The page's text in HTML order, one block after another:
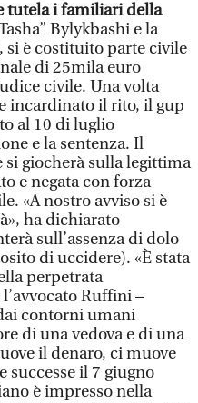
tutela i familiari della
Bylykbashi e la
si è costituito parte civile
di 25mila euro
civile. Una volta
incardinato il rito, il gup
al 10 di luglio
e la sentenza. Il
si giocherà sulla legittima
e negata con forza
«A nostro avviso si è
ha dichiarato
sull’assenza di dolo
di uccidere). «È stata
perpetrata
Ruffini –
contorni umani
di una vedova e di una
il denaro, ci muove
successe il 7 giugno
è impresso nella